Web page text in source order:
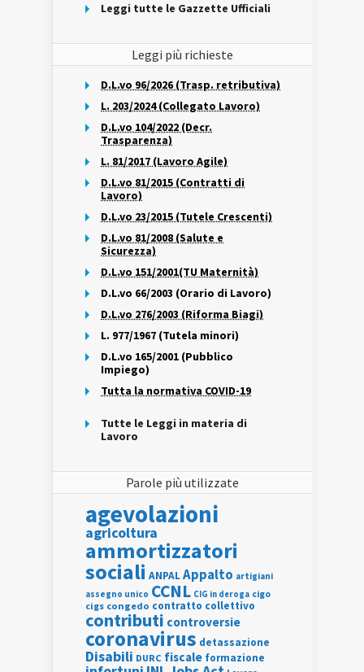
Leggi tutte le Gazzette Ufficiali
Leggi più richieste
D.L.vo 96/2026 (Trasp. retributiva)
L. 203/2024 (Collegato Lavoro)
D.L.vo 104/2022 (Decr.
Trasparenza)
L. 81/2017 (Lavoro Agile)
D.L.vo 81/2015 (Contratti di
Lavoro)
D.L.vo 23/2015 (Tutele Crescenti)
D.L.vo 81/2008 (Salute e
Sicurezza)
D.L.vo 151/2001(TU Maternità)
D.L.vo 66/2003 (Orario di Lavoro)
D.L.vo 276/2003 (Riforma Biagi)
L. 977/1967 (Tutela minori)
D.L.vo 165/2001 (Pubblico
Impiego)
Tutta la normativa COVID-19
Tutte le Leggi in materia di
Lavoro
Parole più utilizzate
agevolazioni
agricoltura
ammortizzatori
sociali ANPALAppalto artigiani
assegno unico CCNL CIG in deroga cigo
cigs congedo contratto collettivo
contributi controversie
coronavirus detassazione
Disabili DURC fiscale formazione